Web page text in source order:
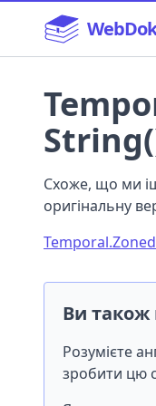
Схоже, що ми
оригінальну
Ви
Розумієте
зробити цю